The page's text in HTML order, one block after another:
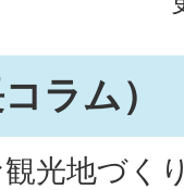
ラム）
光地づく